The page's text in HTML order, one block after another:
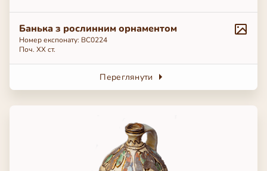
Банька з рослинним орнаментом
Номер експонату: ВС0224
Поч. ХХ ст.
Переглянути